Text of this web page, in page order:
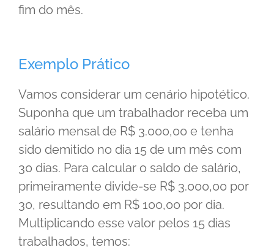
fim do mês.
Exemplo Prático
Vamos considerar um cenário hipotético.
Suponha que um trabalhador receba um
salário mensal de R$ 3.000,00 e tenha
sido demitido no dia 15 de um mês com
30 dias. Para calcular o saldo de salário,
primeiramente divide-se R$ 3.000,00 por
30, resultando em R$ 100,00 por dia.
Multiplicando esse valor pelos 15 dias
trabalhados, temos: